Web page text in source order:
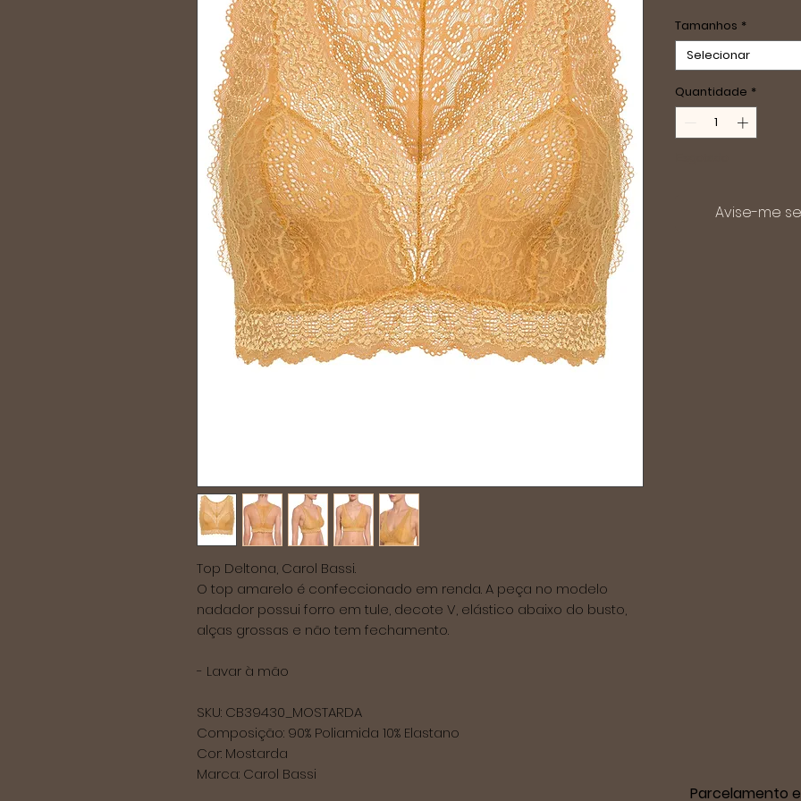
Top Deltona, Carol Bassi.
O top amarelo é confeccionado em renda. A peça no modelo
nadador possui forro em tule, decote V, elástico abaixo do busto,
alças grossas e não tem fechamento.
- Lavar à mão
SKU: CB39430_MOSTARDA
Composição: 90% Poliamida 10% Elastano
Cor: Mostarda
Marca: Carol Bassi
Tamanhos *
Selecionar
Quantidade *
Avise-me
Parcelamento